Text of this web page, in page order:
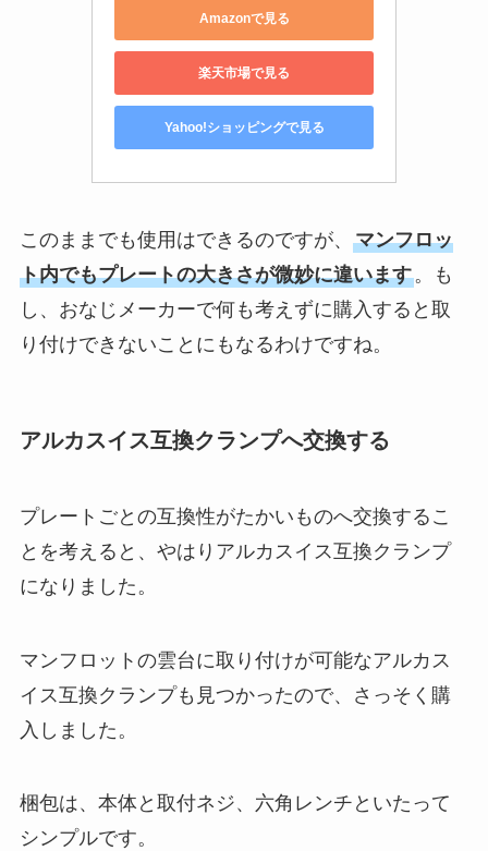
Amazonで見る
楽天市場で見る
Yahoo!ショッピングで見る
このままでも使用はできるのですが、 マンフロッ
ト内でもプレートの大きさが微妙に違います。も
し、おなじメーカーで何も考えずに購入すると取
り付けできないことにもなるわけですね。
アルカスイス互換クランプへ交換する
プレートごとの互換性がたかいものへ交換するこ
とを考えると、やはりアルカスイス互換クランプ
になりました。
マンフロットの雲台に取り付けが可能なアルカス
イス互換クランプも見つかったので、さっそく購
入しました。
梱包は、本体と取付ネジ、六角レンチといたって
シンプルです。